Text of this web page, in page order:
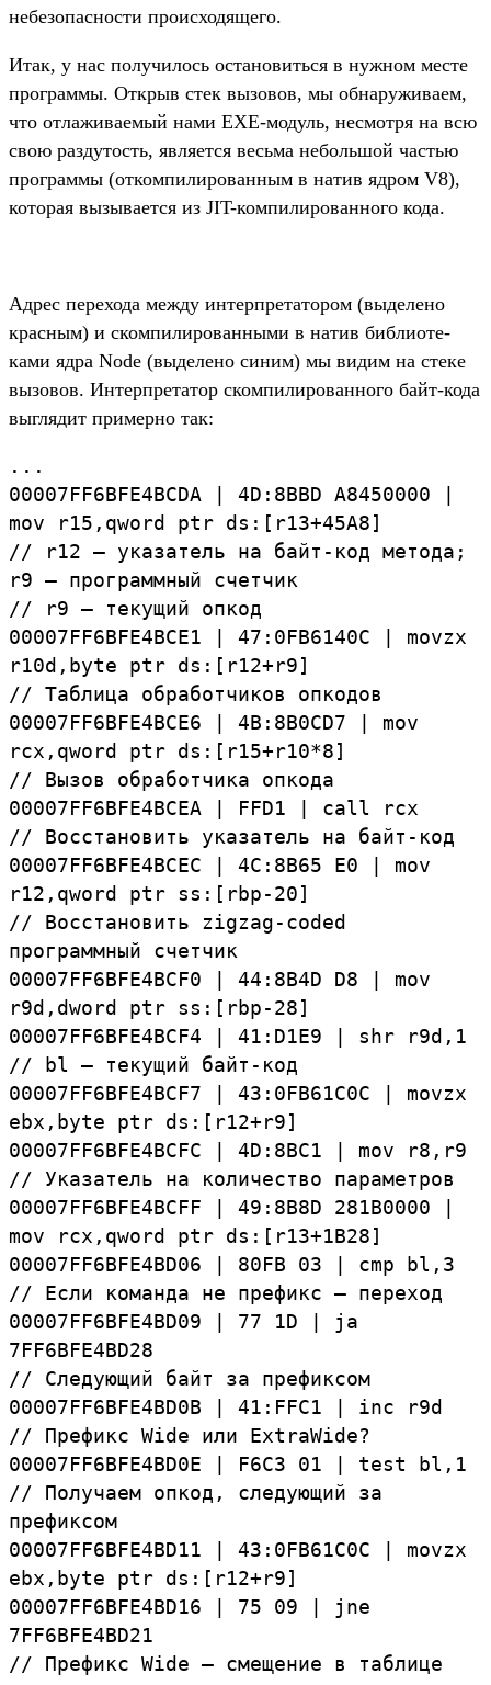
небезо­пас­ности про­исхо­дяще­го.
Итак, у нас получи­лось оста­новить­ся в нуж­ном мес­те
прог­раммы. Открыв стек вызовов, мы обна­ружи­ваем,
что отла­жива­емый нами EXE-модуль, нес­мотря на всю
свою раз­дутость, явля­ется весь­ма неболь­шой частью
прог­раммы (откомпи­лиро­ван­ным в натив ядром V8),
которая вызыва­ется из JIT-ком­пилиро­ван­ного кода.
Ад­рес перехо­да меж­ду интер­пре­тато­ром (выделе­но
крас­ным) и ском­пилиро­ван­ными в натив биб­лиоте­
ками ядра Node (выделе­но синим) мы видим на сте­ке
вызовов. Интер­пре­татор ском­пилиро­ван­ного байт‑кода
выг­лядит при­мер­но так:
...
00007FF6BFE4BCDA
| 4D: 8BBD A8450000
|
mov
r15, qword ptr ds:[r13+45A8]
//
r12 — указатель на байт-код метода;
r9 — программный счетчик
//
r9 — текущий опкод
00007FF6BFE4BCE1
| 47: 0FB6140C | movzx
r10d, byte ptr ds:[r12+r9]
// Таблица обработчиков опкодов
00007FF6BFE4BCE6
| 4B: 8B0CD7 | mov
rcx, qword ptr ds:[r15+r10*8]
// Вызов обработчика опкода
00007FF6BFE4BCEA
| FFD1 | call
rcx
// Восстановить указатель на байт-код
00007FF6BFE4BCEC
| 4C: 8B65 E0 | mov
r12, qword ptr ss:[ rbp-20]
// Восстановить zigzag-coded
программный счетчик
00007FF6BFE4BCF0
| 44: 8B4D D8 | mov
r9d, dword ptr ss:[ rbp-28]
00007FF6BFE4BCF4
| 41: D1E9 | shr r9d, 1
//
bl — текущий байт-код
00007FF6BFE4BCF7
| 43: 0FB61C0C | movzx
ebx, byte ptr ds:[r12+r9]
00007FF6BFE4BCFC
| 4D: 8BC1 | mov r8, r9
// Указатель на количество параметров
00007FF6BFE4BCFF
| 49: 8B8D 281B0000
|
mov
rcx, qword ptr ds:[r13+1B28]
00007FF6BFE4BD06
| 80FB 03 | cmp bl, 3
// Если команда не префикс — переход
00007FF6BFE4BD09
| 77 1D | ja
7FF6BFE4BD28
// Следующий байт за префиксом
00007FF6BFE4BD0B
| 41: FFC1 | inc
r9d
// Префикс Wide или ExtraWide?
00007FF6BFE4BD0E
| F6C3 01 | test bl, 1
// Получаем опкод, следующий за
префиксом
00007FF6BFE4BD11
| 43: 0FB61C0C | movzx
ebx, byte ptr ds:[r12+r9]
00007FF6BFE4BD16
| 75 09 | jne
7FF6BFE4BD21
// Префикс Wide — смещение в таблице